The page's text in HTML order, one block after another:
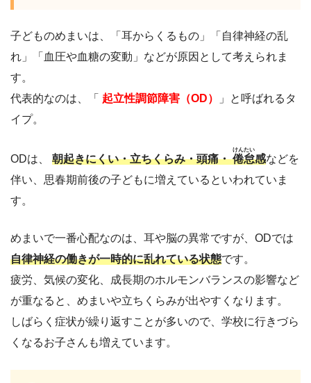
子どものめまいは、「耳からくるもの」「自律神経の乱
れ」「血圧や血糖の変動」などが原因として考えられま
す。
代表的なのは、「
起立性調節障害（OD）
」と呼ばれるタ
イプ。
ODは、 朝起きにくい・立ちくらみ・頭痛・倦怠
けんたい
感などを
伴い、思春期前後の子どもに増えているといわれていま
す。
めまいで一番心配なのは、耳や脳の異常ですが、ODでは
自律神経の働きが一時的に乱れている状態です。
疲労、気候の変化、成長期のホルモンバランスの影響など
が重なると、めまいや立ちくらみが出やすくなります。
しばらく症状が繰り返すことが多いので、学校に行きづら
くなるお子さんも増えています。